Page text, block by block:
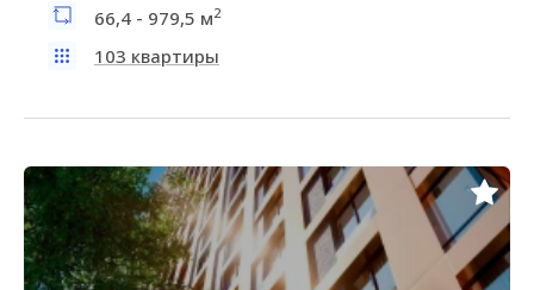
66,4 - 979,5 м2
103 квартиры